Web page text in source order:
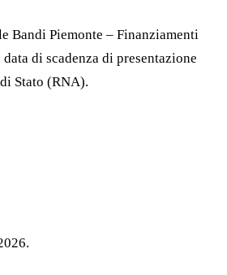
Bandi Piemonte – Finanziamenti
di scadenza di presentazione
Stato (RNA).